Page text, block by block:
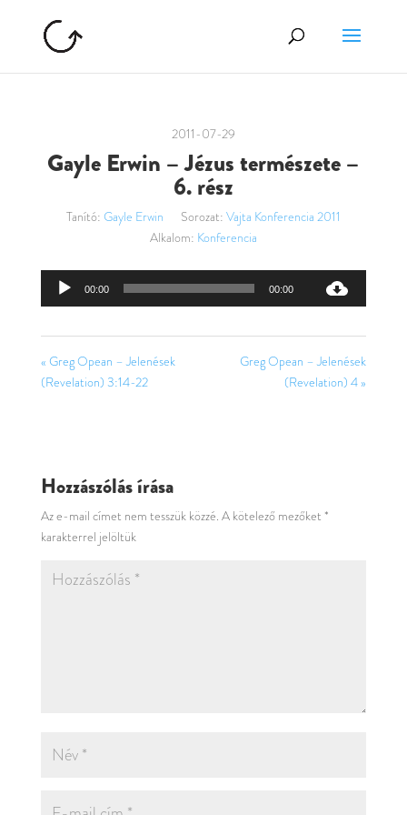
2011-07-29
Gayle Erwin – Jézus természete –
6. rész
Tanító: Gayle Erwin Sorozat: Vajta Konferencia 2011
Alkalom: Konferencia
Audió
00:00 00:00
« Greg Opean – Jelenések
(Revelation) 3:14-22
Greg Opean – Jelenések
(Revelation) 4 »
Hozzászólás írása
Az e-mail címet nem tesszük közzé. A kötelező mezőket *
karakterrel jelöltük